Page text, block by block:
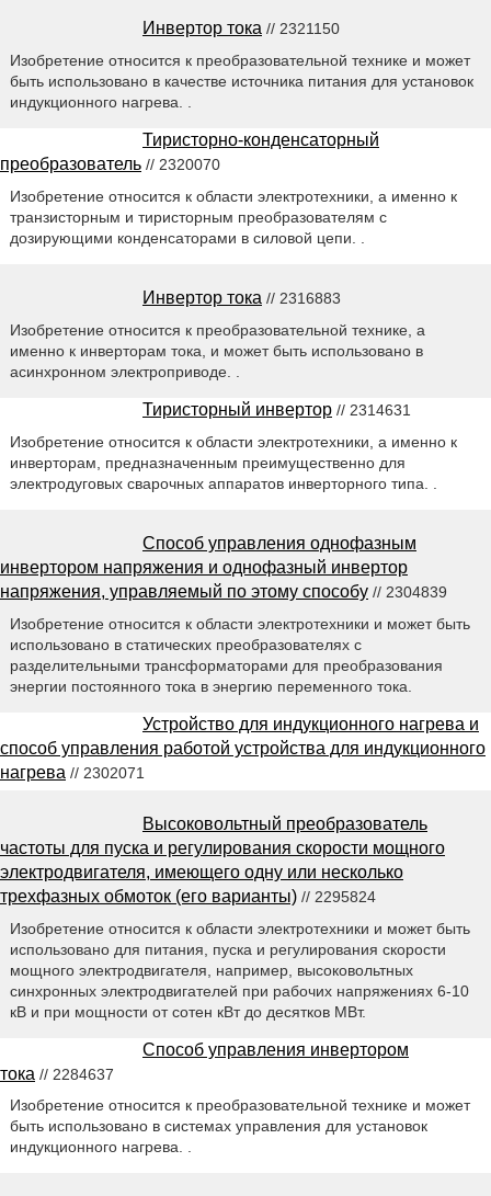
Инвертор тока // 2321150
Изобретение относится к преобразовательной технике и может
быть использовано в качестве источника питания для установок
индукционного нагрева. .
Тиристорно-конденсаторный
преобразователь // 2320070
Изобретение относится к области электротехники, а именно к
транзисторным и тиристорным преобразователям с
дозирующими конденсаторами в силовой цепи. .
Инвертор тока // 2316883
Изобретение относится к преобразовательной технике, а
именно к инверторам тока, и может быть использовано в
асинхронном электроприводе. .
Тиристорный инвертор // 2314631
Изобретение относится к области электротехники, а именно к
инверторам, предназначенным преимущественно для
электродуговых сварочных аппаратов инверторного типа. .
Способ управления однофазным
инвертором напряжения и однофазный инвертор
напряжения, управляемый по этому способу // 2304839
Изобретение относится к области электротехники и может быть
использовано в статических преобразователях с
разделительными трансформаторами для преобразования
энергии постоянного тока в энергию переменного тока.
Устройство для индукционного нагрева и
способ управления работой устройства для индукционного
нагрева // 2302071
Высоковольтный преобразователь
частоты для пуска и регулирования скорости мощного
электродвигателя, имеющего одну или несколько
трехфазных обмоток (его варианты) // 2295824
Изобретение относится к области электротехники и может быть
использовано для питания, пуска и регулирования скорости
мощного электродвигателя, например, высоковольтных
синхронных электродвигателей при рабочих напряжениях 6-10
кВ и при мощности от сотен кВт до десятков МВт.
Способ управления инвертором
тока // 2284637
Изобретение относится к преобразовательной технике и может
быть использовано в системах управления для установок
индукционного нагрева. .